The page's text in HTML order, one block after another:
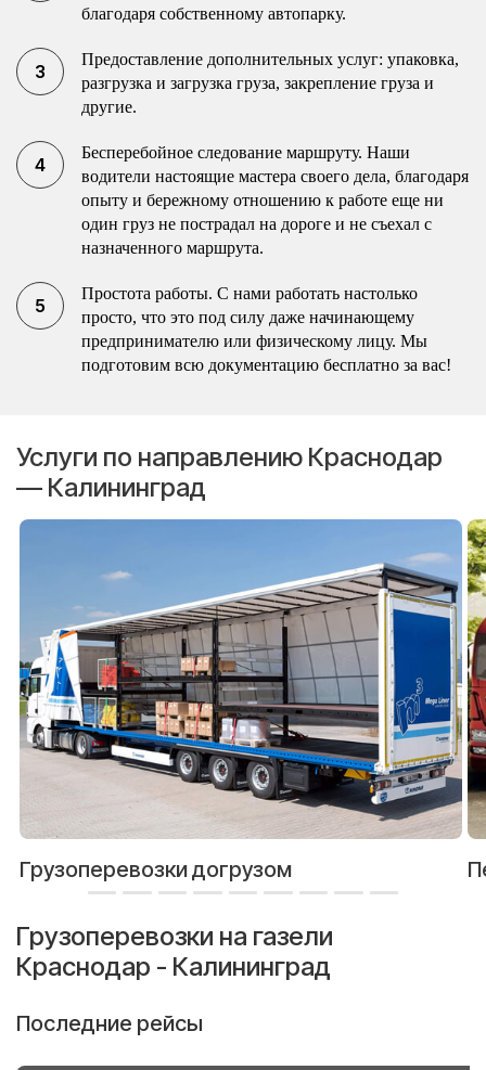
благодаря собственному автопарку.
Предоставление дополнительных услуг: упаковка,
разгрузка и загрузка груза, закрепление груза и
другие.
Бесперебойное следование маршруту. Наши
водители настоящие мастера своего дела, благодаря
опыту и бережному отношению к работе еще ни
один груз не пострадал на дороге и не съехал с
назначенного маршрута.
Простота работы. С нами работать настолько
просто, что это под силу даже начинающему
предпринимателю или физическому лицу. Мы
подготовим всю документацию бесплатно за вас!
Услуги по направлению Краснодар
— Калининград
Грузоперевозки догрузом
Грузоперевозки на газели
Краснодар - Калининград
Последние рейсы